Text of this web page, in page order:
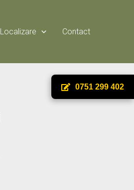
0751 299 402
Localizare Contact